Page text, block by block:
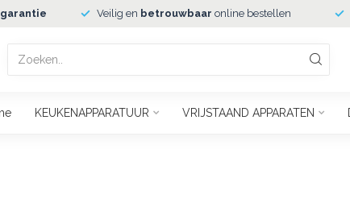
Veilig en betrouwbaar online bestellen
KEUKENAPPARATUUR VRIJSTAAND APPARATEN